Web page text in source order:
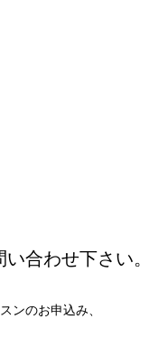
合わせ下さい。
ンのお申込み、